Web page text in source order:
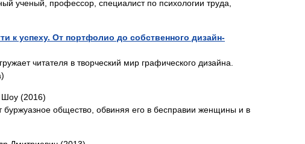
ученый, профессор, специалист по психологии труда,
к успеху. От портфолио до собственного дизайн-
читателя в творческий мир графического дизайна.
(2016)
общество, обвиняя его в бесправии женщины и в